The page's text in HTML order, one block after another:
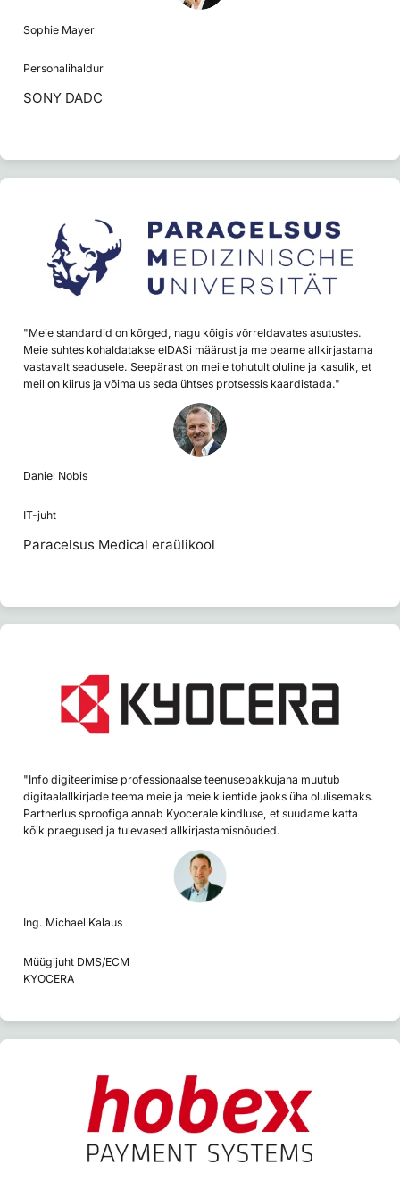
Sophie Mayer
Personalihaldur
SONY DADC
"Meie standardid on kõrged, nagu kõigis võrreldavates asutustes.
Meie suhtes kohaldatakse eIDASi määrust ja me peame allkirjastama
vastavalt seadusele. Seepärast on meile tohutult oluline ja kasulik, et
meil on kiirus ja võimalus seda ühtses protsessis kaardistada."
Daniel Nobis
IT-juht
Paracelsus Medical eraülikool
"Info digiteerimise professionaalse teenusepakkujana muutub
digitaalallkirjade teema meie ja meie klientide jaoks üha olulisemaks.
Partnerlus sproofiga annab Kyocerale kindluse, et suudame katta
kõik praegused ja tulevased allkirjastamisnõuded.
Ing. Michael Kalaus
Müügijuht DMS/ECM
KYOCERA